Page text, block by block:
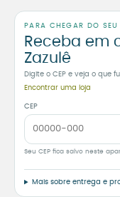
PARA CHEGAR DO SEU
Receba em
Zazulê
Digite o CEP e veja o que
Encontrar uma loja
CEP
Seu CEP fica salvo neste
Mais sobre entrega e